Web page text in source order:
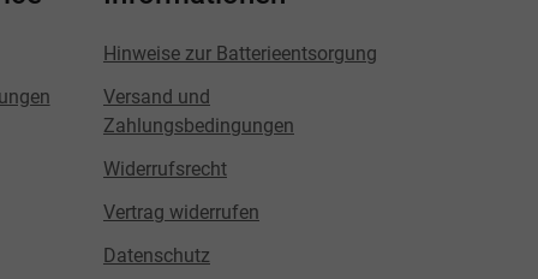
Hinweise zur Batterieentsorgung
Versand und
Zahlungsbedingungen
Widerrufsrecht
Vertrag widerrufen
Datenschutz